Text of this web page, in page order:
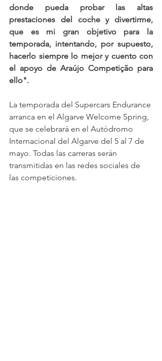
donde pueda probar las altas
prestaciones del coche y divertirme,
que es mi gran objetivo para la
temporada, intentando, por supuesto,
hacerlo siempre lo mejor y cuento con
el apoyo de Araújo Competição para
ello".
La temporada del Supercars Endurance
arranca en el Algarve Welcome Spring,
que se celebrará en el Autódromo
Internacional del Algarve del 5 al 7 de
mayo. Todas las carreras serán
transmitidas en las redes sociales de
las competiciones.